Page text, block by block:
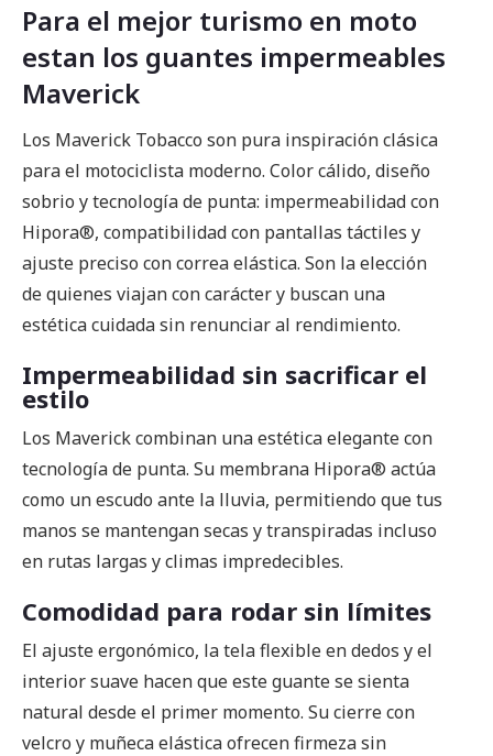
Para el mejor turismo en moto
estan los guantes impermeables
Maverick
Los Maverick Tobacco son pura inspiración clásica
para el motociclista moderno. Color cálido, diseño
sobrio y tecnología de punta: impermeabilidad con
Hipora®, compatibilidad con pantallas táctiles y
ajuste preciso con correa elástica. Son la elección
de quienes viajan con carácter y buscan una
estética cuidada sin renunciar al rendimiento.
Impermeabilidad sin sacrificar el
estilo
Los Maverick combinan una estética elegante con
tecnología de punta. Su membrana Hipora® actúa
como un escudo ante la lluvia, permitiendo que tus
manos se mantengan secas y transpiradas incluso
en rutas largas y climas impredecibles.
Comodidad para rodar sin límites
El ajuste ergonómico, la tela flexible en dedos y el
interior suave hacen que este guante se sienta
natural desde el primer momento. Su cierre con
velcro y muñeca elástica ofrecen firmeza sin